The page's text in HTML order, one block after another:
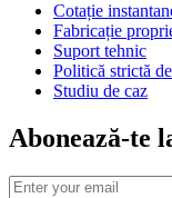
Cotație
Fabricație
Suport tehnic
Politică strictă
Studiu de caz
Abonează-te